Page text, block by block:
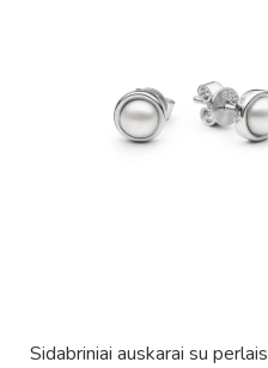
Sidabriniai auskarai su perlais